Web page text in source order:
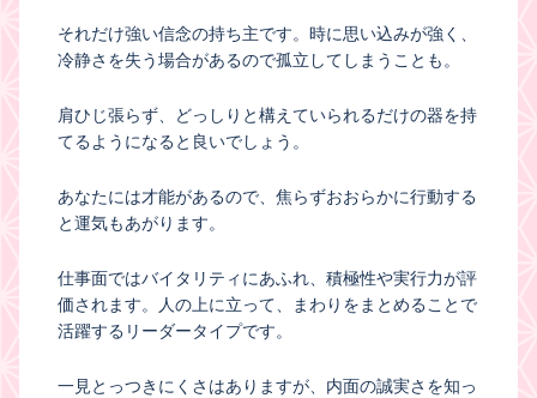
それだけ強い信念の持ち主です。時に思い込みが強く、
冷静さを失う場合があるので孤立してしまうことも。
肩ひじ張らず、どっしりと構えていられるだけの器を持
てるようになると良いでしょう。
あなたには才能があるので、焦らずおおらかに行動する
と運気もあがります。
仕事面ではバイタリティにあふれ、積極性や実行力が評
価されます。人の上に立って、まわりをまとめることで
活躍するリーダータイプです。
一見とっつきにくさはありますが、内面の誠実さを知っ